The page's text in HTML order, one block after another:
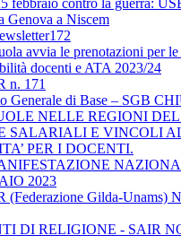
febbraio contro la guerra:
Genova a Niscem
avvia le prenotazioni per le
docenti e ATA 2023/24
n. 171
Generale di Base – SGB
NELLE REGIONI DEL
SALARIALI E VINCOLI
PER I DOCENTI.
2023
(Federazione Gilda-Unams)
DI RELIGIONE - SAIR